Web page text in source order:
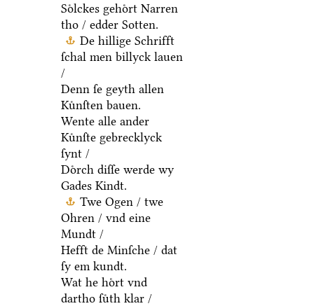
Soͤlckes gehoͤrt Narren
tho / edder Sotten.
De hillige Schrifft
ſchal men billyck lauen
/
Denn ſe geyth allen
Kuͤnſten bauen.
Wente alle ander
Kuͤnſte gebrecklyck
ſynt /
Doͤrch diſſe werde wy
Gades Kindt.
Twe Ogen / twe
Ohren / vnd eine
Mundt /
Hefft de Minſche / dat
ſy em kundt.
Wat he hoͤrt vnd
dartho ſuͤth klar /